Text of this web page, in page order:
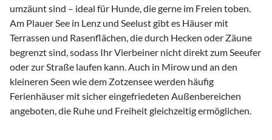
umzäunt sind – ideal für Hunde, die gerne im Freien toben.
Am Plauer See in Lenz und Seelust gibt es Häuser mit
Terrassen und Rasenflächen, die durch Hecken oder Zäune
begrenzt sind, sodass Ihr Vierbeiner nicht direkt zum Seeufer
oder zur Straße laufen kann. Auch in Mirow und an den
kleineren Seen wie dem Zotzensee werden häufig
Ferienhäuser mit sicher eingefriedeten Außenbereichen
angeboten, die Ruhe und Freiheit gleichzeitig ermöglichen.